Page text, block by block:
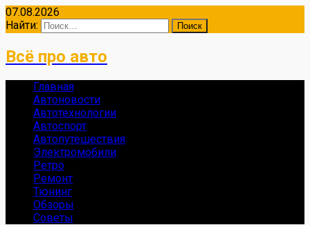
07.08.2026
Найти:
Всё про авто
Главная
Автоновости
Автотехнологии
Автоспорт
Автопутешествия
Электромобили
Ретро
Ремонт
Тюнинг
Обзоры
Советы